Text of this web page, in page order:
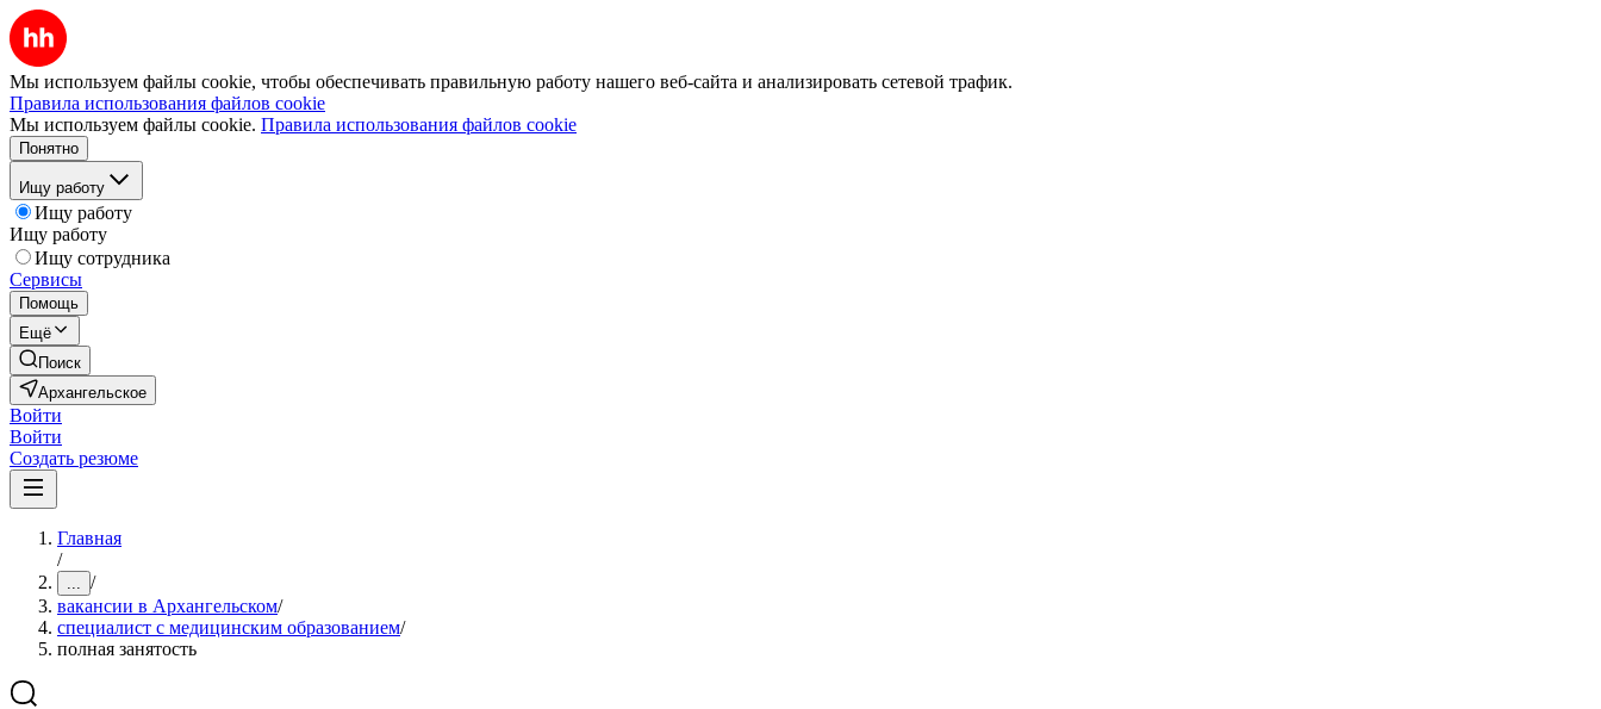
Мы используем файлы cookie, чтобы обеспечивать правильную работу нашего веб-сайта и анализировать сетевой трафик.
Правила использования файлов cookie
Мы используем файлы cookie. Правила использования файлов cookie
Понятно
Ищу работу
Ищу работу
Ищу работу
Ищу сотрудника
Сервисы
Помощь
Ещё
Поиск
Архангельское
Войти
Войти
Создать резюме
Главная
/
... /
вакансии в Архангельском/
специалист с медицинским образованием/
полная занятость